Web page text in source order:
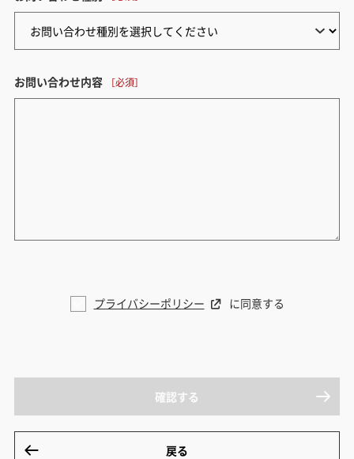
お問い合わせ内容
プライバシーポリシー に同意する
戻る
確認する